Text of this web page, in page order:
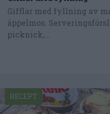
Gifflar med fyllning av
äppelmos.
picknick,...
RECEPT